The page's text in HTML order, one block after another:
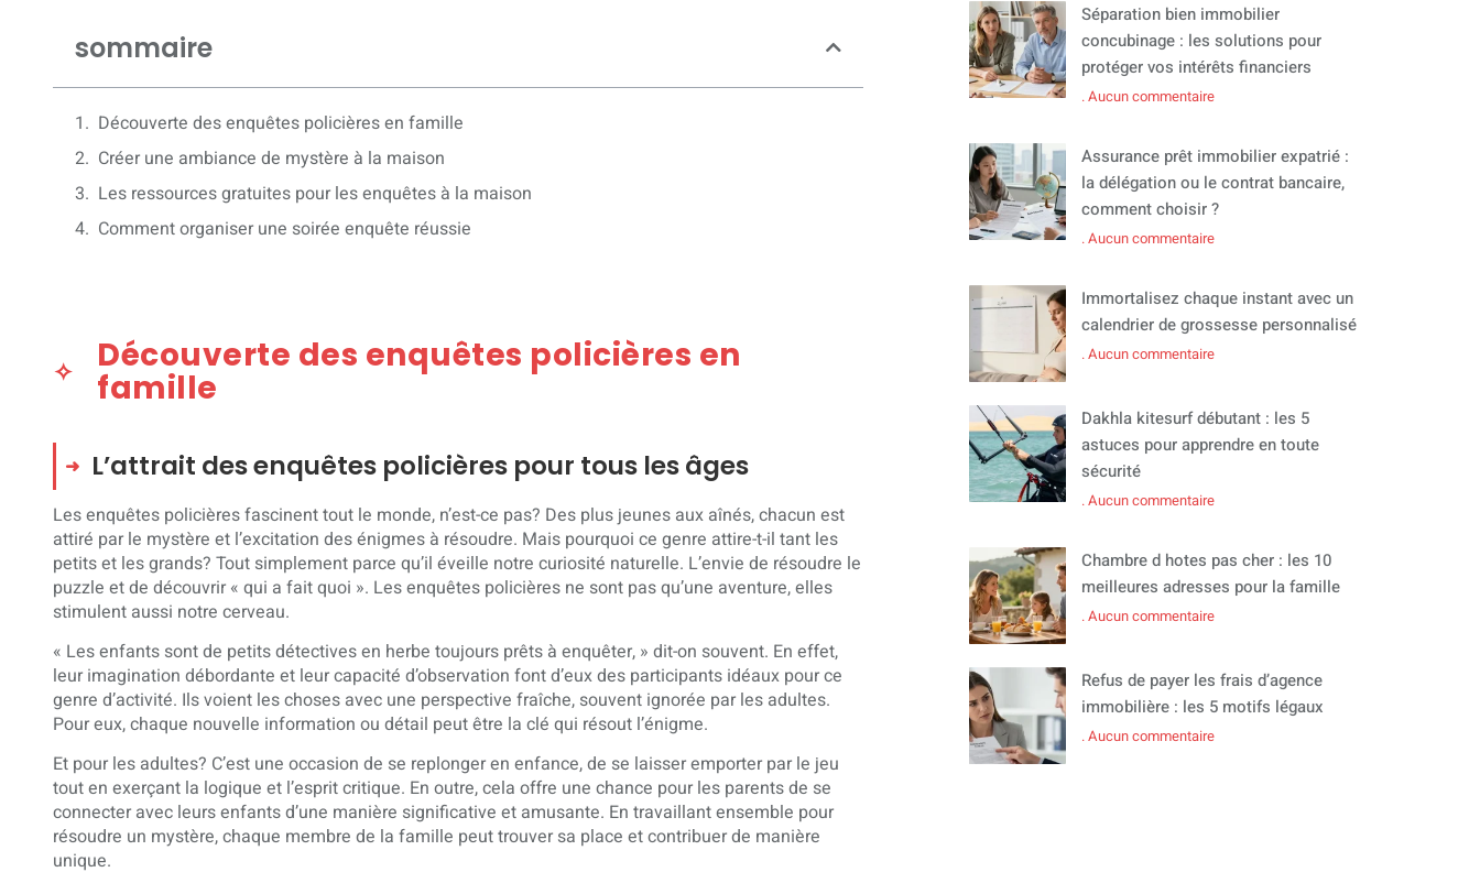
sommaire
Découverte des enquêtes policières en famille
Créer une ambiance de mystère à la maison
Les ressources gratuites pour les enquêtes à la maison
Comment organiser une soirée enquête réussie
Découverte des enquêtes policières en
famille
L’attrait des enquêtes policières pour tous les âges
Les enquêtes policières fascinent tout le monde, n’est-ce pas? Des plus jeunes aux aînés, chacun est
attiré par le mystère et l’excitation des énigmes à résoudre. Mais pourquoi ce genre attire-t-il tant les
petits et les grands? Tout simplement parce qu’il éveille notre curiosité naturelle. L’envie de résoudre le
puzzle et de découvrir « qui a fait quoi ». Les enquêtes policières ne sont pas qu’une aventure, elles
stimulent aussi notre cerveau.
« Les enfants sont de petits détectives en herbe toujours prêts à enquêter, » dit-on souvent. En effet,
leur imagination débordante et leur capacité d’observation font d’eux des participants idéaux pour ce
genre d’activité. Ils voient les choses avec une perspective fraîche, souvent ignorée par les adultes.
Pour eux, chaque nouvelle information ou détail peut être la clé qui résout l’énigme.
Et pour les adultes? C’est une occasion de se replonger en enfance, de se laisser emporter par le jeu
tout en exerçant la logique et l’esprit critique. En outre, cela offre une chance pour les parents de se
connecter avec leurs enfants d’une manière significative et amusante. En travaillant ensemble pour
résoudre un mystère, chaque membre de la famille peut trouver sa place et contribuer de manière
unique.
Séparation bien immobilier
concubinage : les solutions pour
protéger vos intérêts financiers
Aucun commentaire
Assurance prêt immobilier expatrié :
la délégation ou le contrat bancaire,
comment choisir ?
Aucun commentaire
Immortalisez chaque instant avec un
calendrier de grossesse personnalisé
Aucun commentaire
Dakhla kitesurf débutant : les 5
astuces pour apprendre en toute
sécurité
Aucun commentaire
Chambre d hotes pas cher : les 10
meilleures adresses pour la famille
Aucun commentaire
Refus de payer les frais d’agence
immobilière : les 5 motifs légaux
Aucun commentaire